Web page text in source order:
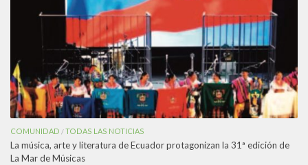
COMUNIDAD /TODAS LAS NOTICIAS
La música, arte y literatura de Ecuador protagonizan la 31ª edición de
La Mar de Músicas